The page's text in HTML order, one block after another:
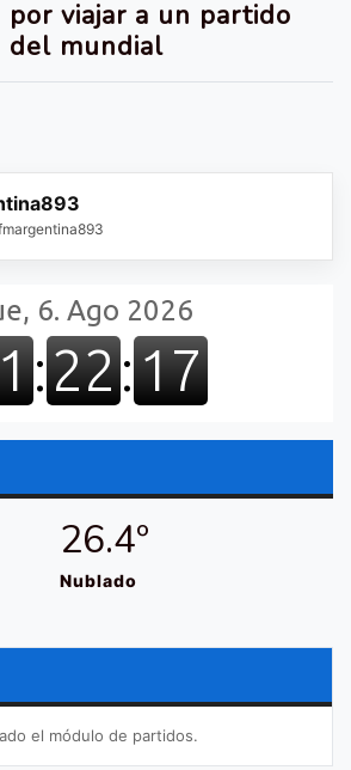
por viajar a un partido
del mundial
26.4º
Nublado
el módulo de partidos.